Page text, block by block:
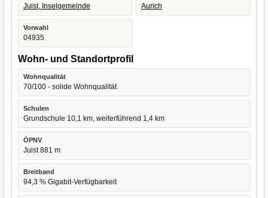
Juist, Inselgemeinde Aurich
Vorwahl
04935
Wohn- und Standortprofil
Wohnqualität
70/100 - solide Wohnqualität
Schulen
Grundschule 10,1 km, weiterführend 1,4 km
ÖPNV
Juist 881 m
Breitband
94,3 % Gigabit-Verfügbarkeit